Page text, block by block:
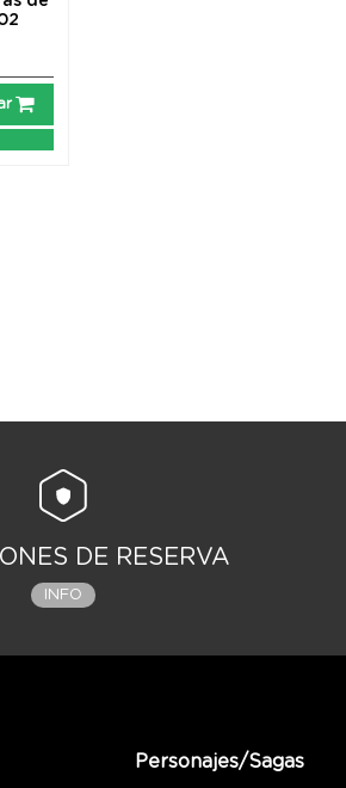
DE RESERVA
INFO
Personajes/Sagas